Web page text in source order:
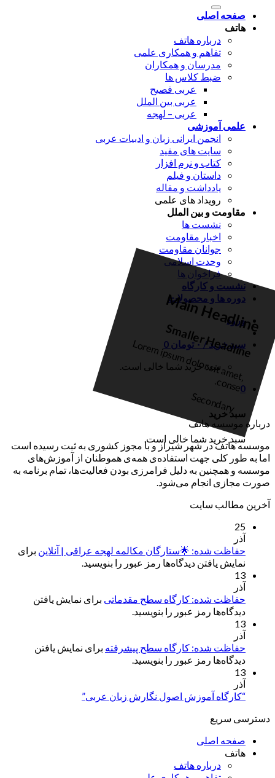
صفحه اصلی
هاتف
درباره هاتف
تفاهم و همکاری علمی
مدرسان و همکاران
ضبط کلاس ها
عربی فصیح
عربی بین الملل
عربی – لهجه
علمی آموزشی
انجمن ایرانی زبان و ادبیات عربی
سایت های مفید
کتاب و نرم افزار
داستان و فیلم
یادداشت و مقاله
رویداد های علمی
مقاومت و بین الملل
نشست ها
اخبار مقاومت
جوانان مقاومت
وحدت اسلامی
فراخوان ها
نشست و کارگاه
دوره ها و محصولات
ورود
سبد خرید /۰تومان 0
سبد خرید شما خالی است.
0
سبد خرید
سبد خرید شما خالی است.
Main Headline
Smaller Headline
L
o
re
m
ip
s
u
m
d
o
lo
r s
it a
m
e
t,
c
o
n
s
e
.
Secondary
درباره موسسه هاتف
موسسه هاتف در شهر شیراز و با مجوز کشوری به ثبت رسیده است
اما به طور کلی جهت استفاده‌ی همه‌ی هموطنان از آموزش‌های
موسسه و همچنین به دلیل فرامرزی بودن فعالیت‌ها، تمام برنامه به
صورت مجازی انجام می‌شود.
آخرین مطالب سایت
25
آذر
حفاظت شده: 🌟ستارگان مکالمه لهجه عراقی | آنلاین برای
نمایش یافتن دیدگاه‌ها رمز عبور را بنویسید.
13
آذر
حفاظت شده: کارگاه سطح مقدماتی برای نمایش یافتن
دیدگاه‌ها رمز عبور را بنویسید.
13
آذر
حفاظت شده: کارگاه سطح پیشرفته برای نمایش یافتن
دیدگاه‌ها رمز عبور را بنویسید.
13
آذر
“کارگاه آموزش اصول نگارش زبان عربی”
دسترسی سریع
صفحه اصلی
هاتف
درباره هاتف